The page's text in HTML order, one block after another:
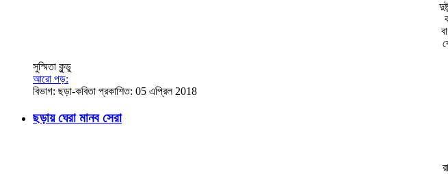
সুস্মিতা কুন্ডু
আরো পড়:
বিভাগ: ছড়া-কবিতা প্রকাশিত: 05 এপ্রিল 2018
ছড়ায় ঘেরা মানব সেরা